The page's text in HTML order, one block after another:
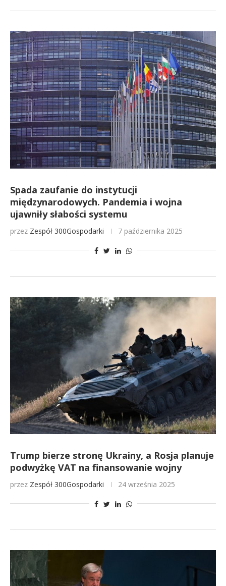
Spada zaufanie do instytucji
międzynarodowych. Pandemia i wojna
ujawniły słabości systemu
przez Zespół 300Gospodarki 7 października 2025
Trump bierze stronę Ukrainy, a Rosja planuje
podwyżkę VAT na finansowanie wojny
przez Zespół 300Gospodarki 24 września 2025